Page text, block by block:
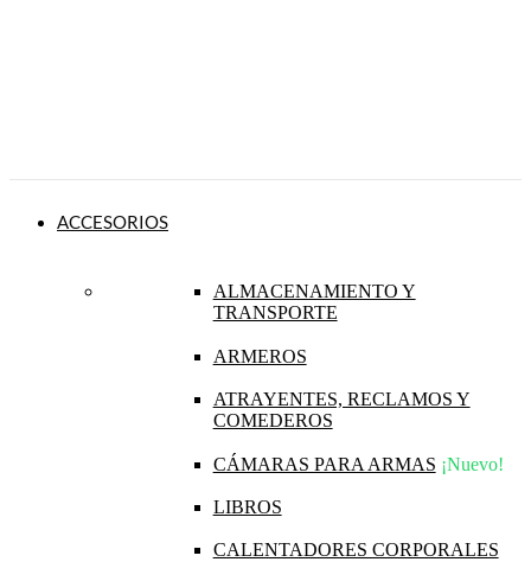
ACCESORIOS
ALMACENAMIENTO Y
TRANSPORTE
ARMEROS
ATRAYENTES, RECLAMOS Y
COMEDEROS
CÁMARAS PARA ARMAS ¡Nuevo!
LIBROS
CALENTADORES CORPORALES